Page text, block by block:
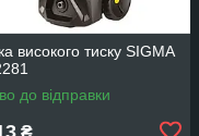
високого тиску SIGMA
до відправки
₴